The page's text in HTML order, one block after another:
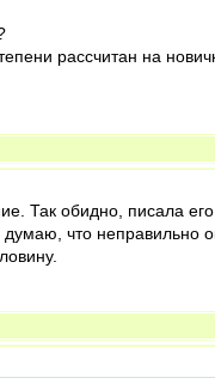
рассчитан на
Так обидно, писала
что неправильно